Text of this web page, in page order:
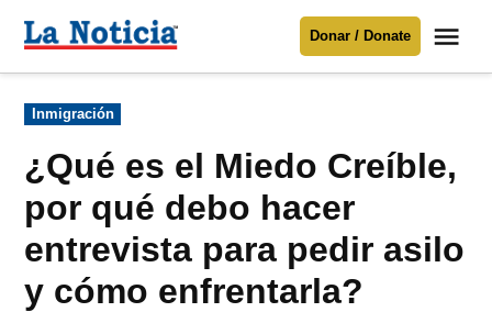
Para mantenerte informado necesitamos
Donar
contenido
Noticia
Donar / Donate
Publicado
en
Inmigración
¿Qué es el Miedo Creíble,
por qué debo hacer
entrevista para pedir asilo
y cómo enfrentarla?